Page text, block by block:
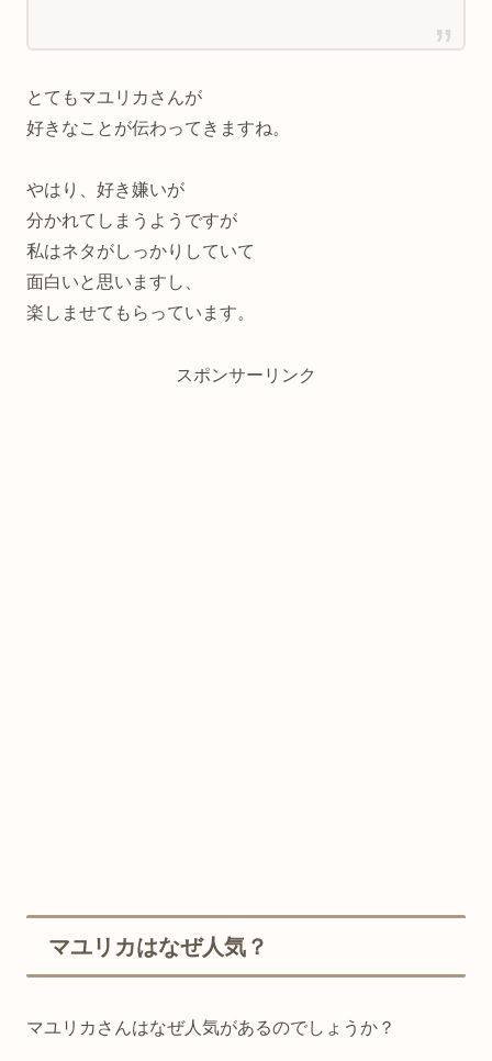
とてもマユリカさんが
好きなことが伝わってきますね。
やはり、好き嫌いが
分かれてしまうようですが
私はネタがしっかりしていて
面白いと思いますし、
楽しませてもらっています。
スポンサーリンク
マユリカはなぜ人気？
マユリカさんはなぜ人気があるのでしょうか？